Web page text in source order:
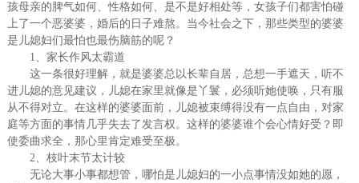
孩母亲的脾气如何、性格如何、是不是好相处等，女孩子们都害怕碰
上了一个恶婆婆，婚后的日子难熬。当今社会之下，那些类型的婆婆
是儿媳妇们最怕也最伤脑筋的呢？
1、家长作风太霸道
这一条很好理解，就是婆婆总以长辈自居，总想一手遮天，听不
进儿媳的意见建议，儿媳在家里就像是丫鬟，必须听她使唤，只有服
从不得对立。在这样的婆婆面前，儿媳被束缚得没有一点自由，对家
庭等方面的事情几乎失去了发言权。这样的婆婆谁个会心情好受？即
使委曲求全，那心里肯定难受至极。
2、枝叶末节太计较
无论大事小事都想管，哪怕是儿媳妇的一小点事情没如她的愿，